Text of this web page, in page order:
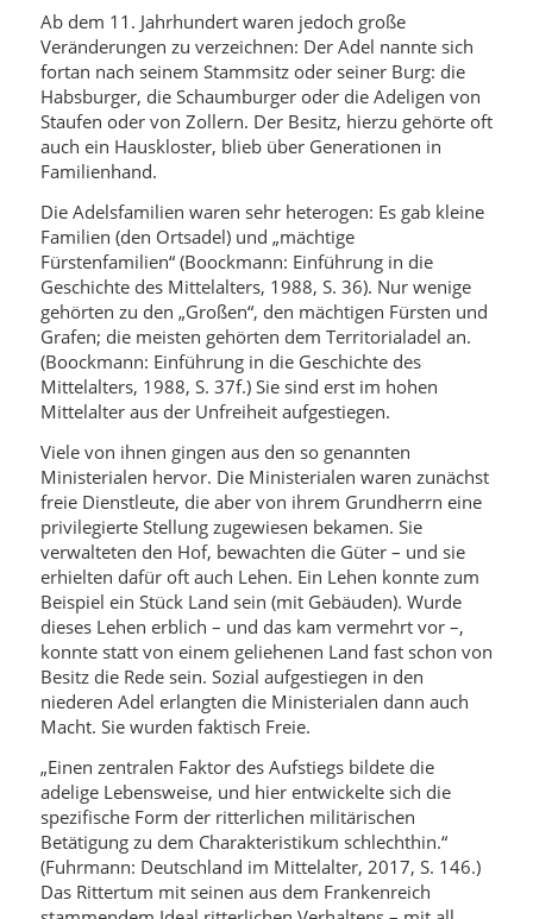
Ab dem 11. Jahrhundert waren jedoch große
Veränderungen zu verzeichnen: Der Adel nannte sich
fortan nach seinem Stammsitz oder seiner Burg: die
Habsburger, die Schaumburger oder die Adeligen von
Staufen oder von Zollern. Der Besitz, hierzu gehörte oft
auch ein Hauskloster, blieb über Generationen in
Familienhand.
Die Adelsfamilien waren sehr heterogen: Es gab kleine
Familien (den Ortsadel) und „mächtige
Fürstenfamilien“ (Boockmann: Einführung in die
Geschichte des Mittelalters, 1988, S. 36). Nur wenige
gehörten zu den „Großen“, den mächtigen Fürsten und
Grafen; die meisten gehörten dem Territorialadel an.
(Boockmann: Einführung in die Geschichte des
Mittelalters, 1988, S. 37f.) Sie sind erst im hohen
Mittelalter aus der Unfreiheit aufgestiegen.
Viele von ihnen gingen aus den so genannten
Ministerialen hervor. Die Ministerialen waren zunächst
freie Dienstleute, die aber von ihrem Grundherrn eine
privilegierte Stellung zugewiesen bekamen. Sie
verwalteten den Hof, bewachten die Güter – und sie
erhielten dafür oft auch Lehen. Ein Lehen konnte zum
Beispiel ein Stück Land sein (mit Gebäuden). Wurde
dieses Lehen erblich – und das kam vermehrt vor –,
konnte statt von einem geliehenen Land fast schon von
Besitz die Rede sein. Sozial aufgestiegen in den
niederen Adel erlangten die Ministerialen dann auch
Macht. Sie wurden faktisch Freie.
„Einen zentralen Faktor des Aufstiegs bildete die
adelige Lebensweise, und hier entwickelte sich die
spezifische Form der ritterlichen militärischen
Betätigung zu dem Charakteristikum schlechthin.“
(Fuhrmann: Deutschland im Mittelalter, 2017, S. 146.)
Das Rittertum mit seinen aus dem Frankenreich